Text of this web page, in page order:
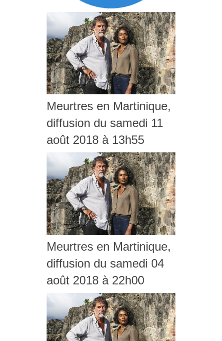
Meurtres en Martinique,
diffusion du samedi 11
août 2018 à 13h55
Meurtres en Martinique,
diffusion du samedi 04
août 2018 à 22h00